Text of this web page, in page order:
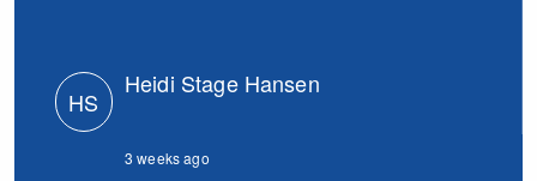
HS
Heidi Stage Hansen
3 weeks ago